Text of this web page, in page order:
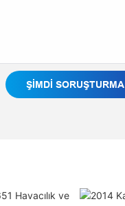
ŞIMDI SORUŞTURMA